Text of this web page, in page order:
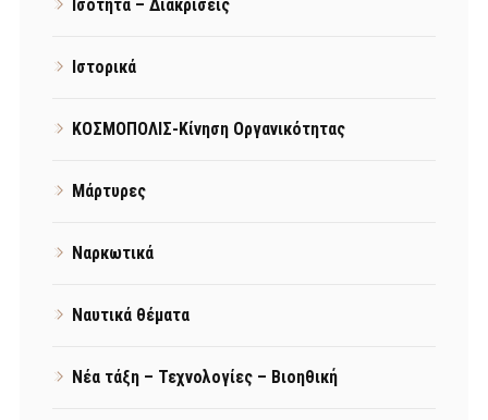
Ισότητα – Διακρίσεις
Ιστορικά
ΚΟΣΜΟΠΟΛΙΣ-Κίνηση Οργανικότητας
Μάρτυρες
Ναρκωτικά
Ναυτικά θέματα
Νέα τάξη – Τεχνολογίες – Βιοηθική